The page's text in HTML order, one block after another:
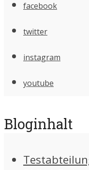
facebook
twitter
instagram
youtube
Bloginhalt